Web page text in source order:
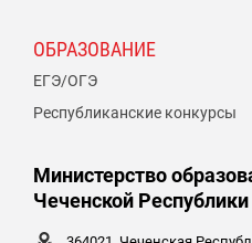
ОБРАЗОВАНИЕ
ЕГЭ/ОГЭ
Республиканские конкурсы
Министерство
Чеченской Республики